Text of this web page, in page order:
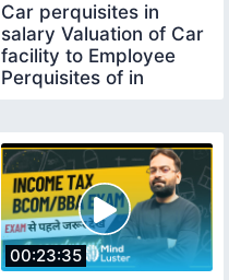
Car perquisites in
salary Valuation of Car
facility to Employee
Perquisites of in
00:23:35